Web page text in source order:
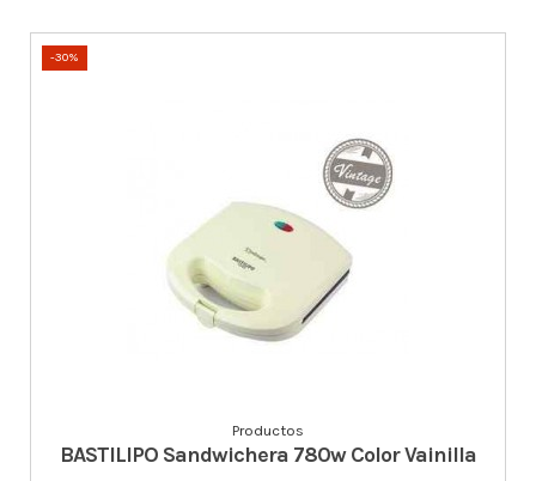
-30%
Productos
BASTILIPO Sandwichera 780w Color Vainilla